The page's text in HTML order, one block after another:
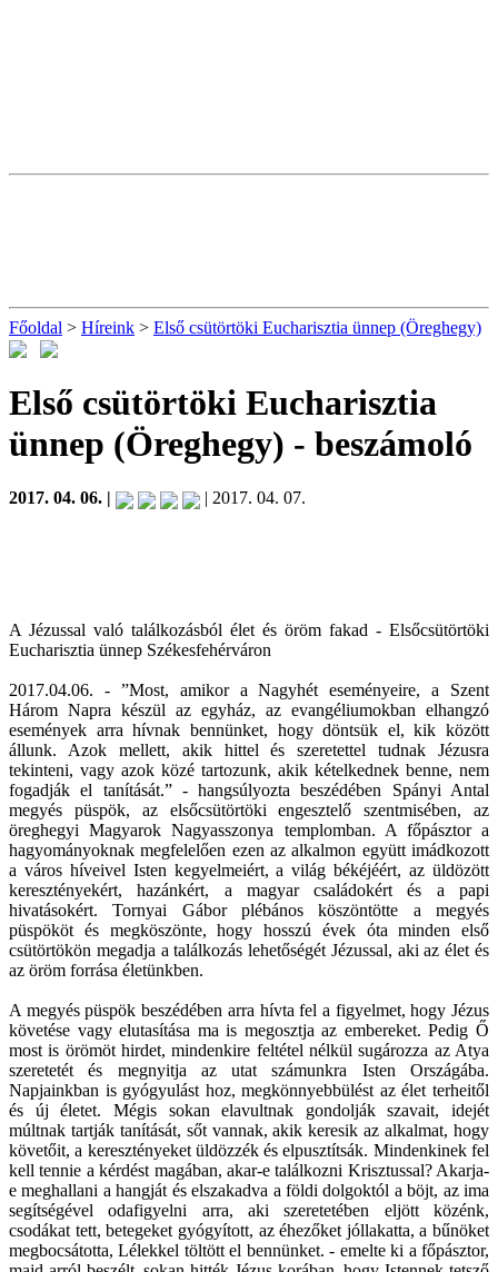
Főoldal > Híreink > Első csütörtöki Eucharisztia ünnep (Öreghegy)
Első csütörtöki Eucharisztia
ünnep (Öreghegy) - beszámoló
2017. 04. 06. | | 2017. 04. 07.
A Jézussal való találkozásból élet és öröm fakad - Elsőcsütörtöki
Eucharisztia ünnep Székesfehérváron
2017.04.06. - ”Most, amikor a Nagyhét eseményeire, a Szent
Három Napra készül az egyház, az evangéliumokban elhangzó
események arra hívnak bennünket, hogy döntsük el, kik között
állunk. Azok mellett, akik hittel és szeretettel tudnak Jézusra
tekinteni, vagy azok közé tartozunk, akik kételkednek benne, nem
fogadják el tanítását.” - hangsúlyozta beszédében Spányi Antal
megyés püspök, az elsőcsütörtöki engesztelő szentmisében, az
öreghegyi Magyarok Nagyasszonya templomban. A főpásztor a
hagyományoknak megfelelően ezen az alkalmon együtt imádkozott
a város híveivel Isten kegyelmeiért, a világ békéjéért, az üldözött
keresztényekért, hazánkért, a magyar családokért és a papi
hivatásokért. Tornyai Gábor plébános köszöntötte a megyés
püspököt és megköszönte, hogy hosszú évek óta minden első
csütörtökön megadja a találkozás lehetőségét Jézussal, aki az élet és
az öröm forrása életünkben.
A megyés püspök beszédében arra hívta fel a figyelmet, hogy Jézus
követése vagy elutasítása ma is megosztja az embereket. Pedig Ő
most is örömöt hirdet, mindenkire feltétel nélkül sugározza az Atya
szeretetét és megnyitja az utat számunkra Isten Országába.
Napjainkban is gyógyulást hoz, megkönnyebbülést az élet terheitől
és új életet. Mégis sokan elavultnak gondolják szavait, idejét
múltnak tartják tanítását, sőt vannak, akik keresik az alkalmat, hogy
követőit, a keresztényeket üldözzék és elpusztítsák. Mindenkinek fel
kell tennie a kérdést magában, akar-e találkozni Krisztussal? Akarja-
e meghallani a hangját és elszakadva a földi dolgoktól a böjt, az ima
segítségével odafigyelni arra, aki szeretetében eljött közénk,
csodákat tett, betegeket gyógyított, az éhezőket jóllakatta, a bűnöket
megbocsátotta, Lélekkel töltött el bennünket. - emelte ki a főpásztor,